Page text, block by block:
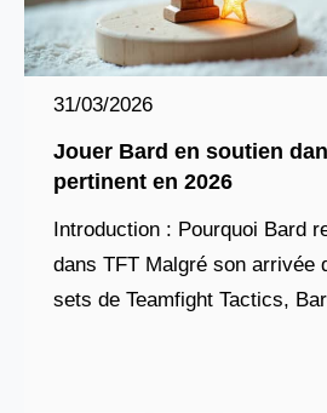
31/03/2026
Jouer Bard en soutien
pertinent en 2026
Introduction : Pourquoi Bard
dans TFT Malgré son arrivée
sets de Teamfight Tactics,